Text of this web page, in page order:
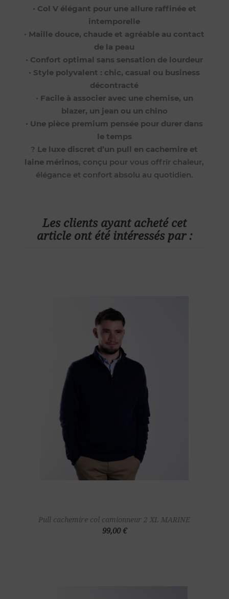
• Col V élégant pour une allure raffinée et
intemporelle
• Maille douce, chaude et agréable au contact
de la peau
• Confort optimal sans sensation de lourdeur
• Style polyvalent : chic, casual ou business
décontracté
• Facile à associer avec une chemise, un
blazer, un jean ou un chino
• Une pièce premium pensée pour durer dans
le temps
? Le luxe discret d’un pull en cachemire et
laine mérinos, conçu pour vous offrir chaleur,
élégance et confort absolu au quotidien.
Les clients ayant acheté cet
article ont été intéressés par :
Pull cachemire col camionneur 2 XL MARINE
99,00 €